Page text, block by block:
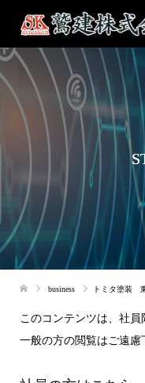
business トミタ塗装
このコンテンツは、社員
一般の方の閲覧はご遠慮